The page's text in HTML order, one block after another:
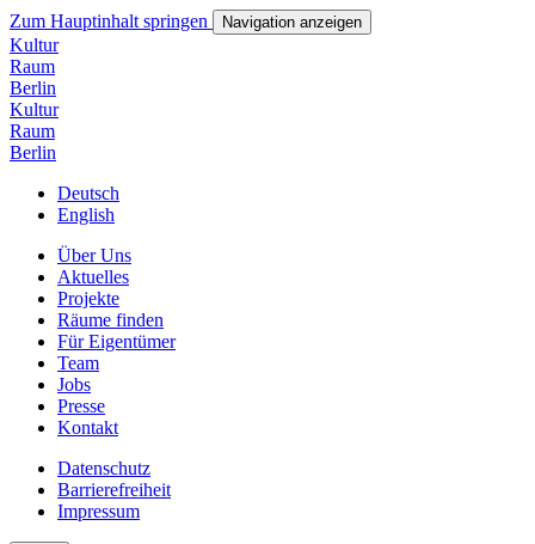
Zum Hauptinhalt springen Navigation anzeigen
Kultur
Raum
Berlin
Kultur
Raum
Berlin
Deutsch
English
Über Uns
Aktuelles
Projekte
Räume finden
Für Eigentümer
Team
Jobs
Presse
Kontakt
Datenschutz
Barrierefreiheit
Impressum